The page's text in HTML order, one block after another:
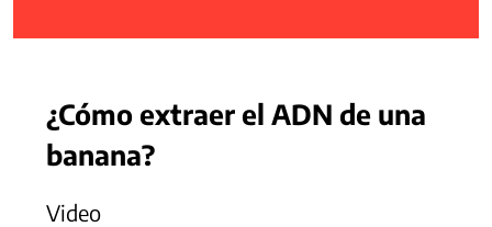
¿Cómo extraer el ADN de una
banana?
Video